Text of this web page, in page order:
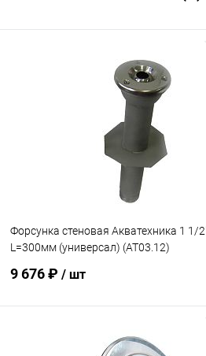
Форсунка стеновая Акватехника 1 1/
L=300мм (универсал) (AT03.12)
9 676 ₽ / шт
В корзину